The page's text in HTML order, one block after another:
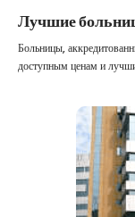
Лучшие
Больницы,
доступным ценам и